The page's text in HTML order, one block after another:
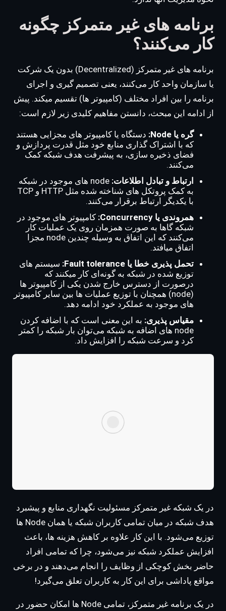
برنامه های غیر متمرکز چگونه
کار می‌کنند؟
برنامه های غیر متمرکز (Decentralized) بدون یک شرکت
یا سازمان واحد کار می‌کنند، یعنی تصمیم گیری و اجرای
برنامه را بین افراد مختلف (کامپیوتر ها) تقسیم میکند. پیش
از ادامه این مبحث، دانستن مفاهیم کلیدی زیر لازم است:
گره یا Node:
دستگاه یا کامپیوتر های مجزایی هستند
که با اشتراک گذاری منابع خود مثل قدرت پردازش و
فضای ذخیره سازی، به پیشرفت هدف شبکه کمک
می‌کنند.
ارتباط و تبادل اطلاعات:
node های موجود در شبکه
به کمک پروتکل های شناخته شده مثل HTTP و TCP
با یکدیگر ارتباط برقرار می‌کنند.
همروندی یا Concurrency:
کامپیوتر های موجود در
شبکه گاها به صورت همزمان روی یک عملیات کار
می‌کنند که این اتفاق به وسیله چندین node مجزا
اتفاق میافتد.
تحمل پذیری خطا یا Fault tolerance:
سیستم های
توزیع شده در شبکه به گونه‌ای کار میکنند که
درصورت از دسترس خارج شدن یکی از کامپیوتر ها
(node) همچنان با توزیع عملیات ها بین سایر کامپیوتر
های موجود به عملکرد خود ادامه دهد.
مقیاس پذیری: به این معنی است که با اضافه کردن
node های اضافه به شبکه می‌توان بار شبکه را کمتر
کرد و سرعت شبکه را افزایش داد.
در یک شبکه غیر متمرکز مسئولیت نگهداری منابع و پیشبرد
هدف شبکه در میان تمامی کاربران شبکه یا همان Node ها
توزیع می‌شود. با این کار علاوه بر کاهش هزینه ها، باعث
افزایش عملکرد شبکه نیز می‌شود، چرا که تمامی افراد
حاضر بخش کوچکی از وظایف را انجام می‌دهند و در برخی
مواقع پاداشی برای این کار به کاربران تعلق می‌گیرد!
در یک برنامه غیر متمرکز، تمامی Node ها امکان حضور در